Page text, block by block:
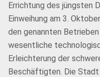
Errichtung des jüngsten
Einweihung am 3.
den genannten
wesentliche
Erleichterung der
Beschäftigten. Die Stadt